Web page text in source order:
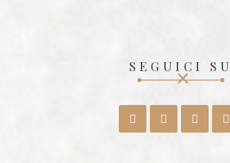
SEGUICI SU